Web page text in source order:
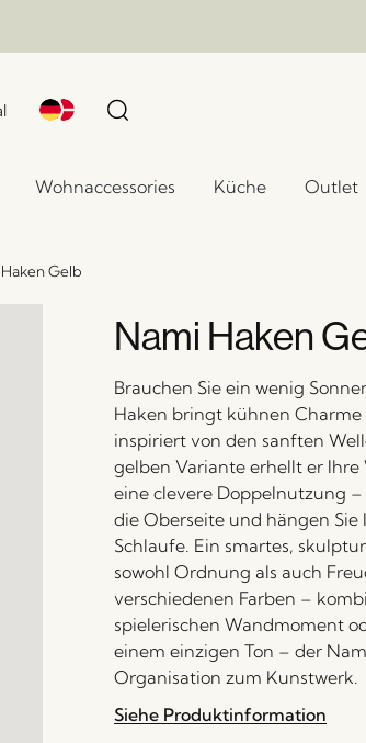
Wohnaccessories Küche Outlet
Gelb
Nami Haken
Brauchen Sie ein wenig
Haken bringt kühnen
inspiriert von den sanften
gelben Variante erhellt er
eine clevere Doppelnutzung
die Oberseite und hängen Sie
Schlaufe. Ein smartes,
sowohl Ordnung als auch
verschiedenen Farben –
spielerischen Wandmoment
einem einzigen Ton – der
Organisation zum Kunstwerk.
Siehe Produktinformation